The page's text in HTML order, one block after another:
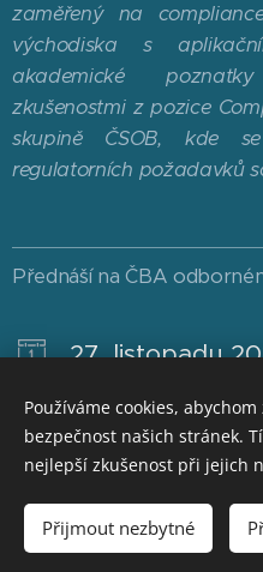
zaměřený na
východiska s
akademické
zkušenostmi z pozice
skupině ČSOB, kde
regulatorních požadavků
Přednáší na ČBA
27. listopadu
AI Act pro
© 2026 Česká bankovní
www.cbaeducaplus.cz
| Pro
Používáme cookies,
bezpečnost našich stránek.
nejlepší zkušenost při jejich
Přijmout nezbytné